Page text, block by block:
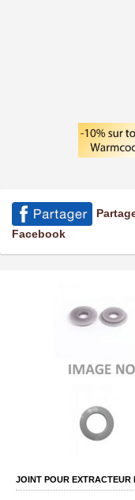
Facebook
JOINT POUR EXTRACTEUR